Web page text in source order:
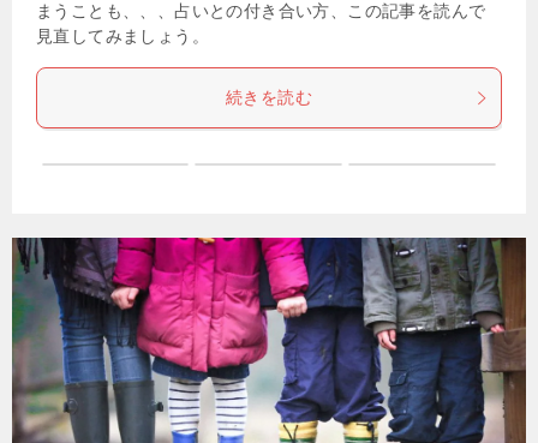
まうことも、、、占いとの付き合い方、この記事を読んで
見直してみましょう。
続きを読む